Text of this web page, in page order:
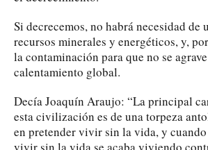
Si decrecemos, no habrá necesidad de
recursos minerales y energéticos, y,
la contaminación para que no se
calentamiento global.
Decía Joaquín Araujo: “La principal
esta civilización es de una torpeza
en pretender vivir sin la vida, y cuando